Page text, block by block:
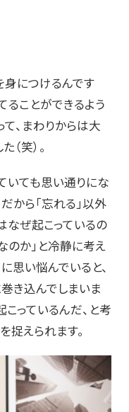
身につけるんです
ることができるよう
、まわりからは大
笑）。
いても思い通りにな
から「忘れる」以外
なぜ起こっているの
のか」と冷静に考え
思い悩んでいると、
き込んでしまいま
っているんだ、と考
捉えられます。